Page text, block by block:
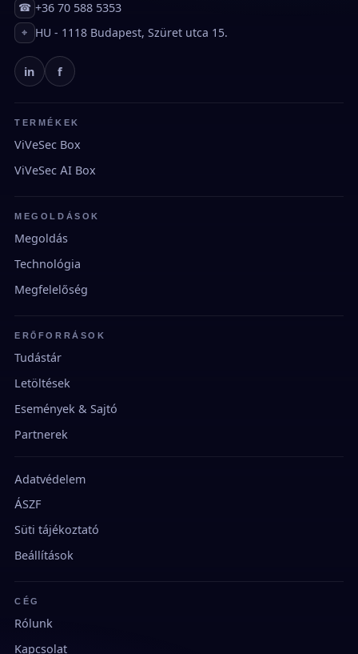
☎ +36 70 588 5353
⌖ HU - 1118 Budapest, Szüret utca 15.
in f
TERMÉKEK
ViVeSec Box
ViVeSec AI Box
MEGOLDÁSOK
Megoldás
Technológia
Megfelelőség
ERŐFORRÁSOK
Tudástár
Letöltések
Események & Sajtó
Partnerek
Adatvédelem
ÁSZF
Süti tájékoztató
Beállítások
CÉG
Rólunk
Kapcsolat